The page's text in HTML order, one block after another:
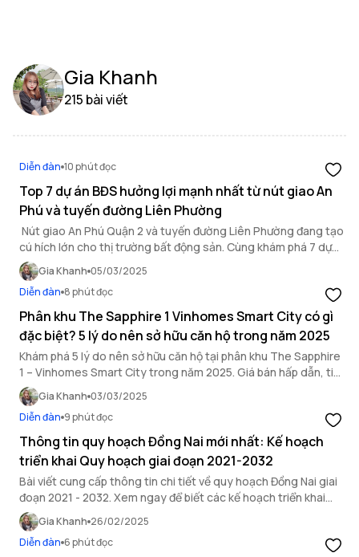
Gia Khanh
215 bài viết
Diễn đàn 10 phút đọc
Top 7 dự án BĐS hưởng lợi mạnh nhất từ nút giao An
Phú và tuyến đường Liên Phường
Nút giao An Phú Quận 2 và tuyến đường Liên Phường đang tạo
cú hích lớn cho thị trường bất động sản. Cùng khám phá 7 dự
án hưởng lợi mạnh nhất từ hạ tầng này!
Gia Khanh 05/03/2025
Diễn đàn 8 phút đọc
Phân khu The Sapphire 1 Vinhomes Smart City có gì
đặc biệt? 5 lý do nên sở hữu căn hộ trong năm 2025
Khám phá 5 lý do nên sở hữu căn hộ tại phân khu The Sapphire
1 – Vinhomes Smart City trong năm 2025. Giá bán hấp dẫn, tiện
ích đẳng cấp, vị trí chiến lược và tiềm năng đầu tư vượt trội.
Gia Khanh 03/03/2025
Diễn đàn 9 phút đọc
Thông tin quy hoạch Đồng Nai mới nhất: Kế hoạch
triển khai Quy hoạch giai đoạn 2021-2032
Bài viết cung cấp thông tin chi tiết về quy hoạch Đồng Nai giai
đoạn 2021 - 2032. Xem ngay để biết các kế hoạch triển khai
các dự án trọng điểm của tỉnh.
Gia Khanh 26/02/2025
Diễn đàn 6 phút đọc